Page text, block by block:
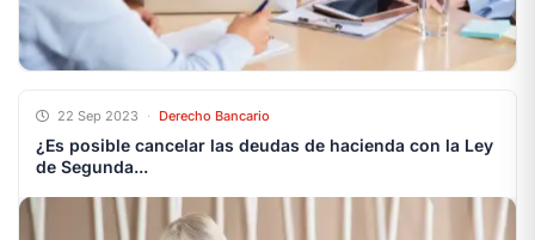
22 Sep 2023 · Derecho Bancario
¿Es posible cancelar las deudas de hacienda con la Ley
de Segunda...